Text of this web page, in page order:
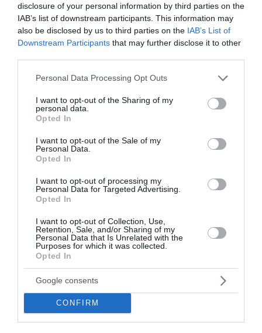
disclosure of your personal information by third parties on the
IAB’s list of downstream participants. This information may
also be disclosed by us to third parties on the IAB’s List of
Downstream Participants that may further disclose it to other
Please note that this website/app uses one or more Google
not limited to your visit or usage behaviour. You may click to
grant or deny consent to Google and its third-party tags to
use your data for below specified purposes in below Google
consent section.
Personal Data Processing Opt Outs
I want to opt-out of the Sharing of my
personal data.
Opted In
I want to opt-out of the Sale of my
Personal Data.
Opted In
I want to opt-out of processing my
Personal Data for Targeted Advertising.
Opted In
I want to opt-out of Collection, Use,
Retention, Sale, and/or Sharing of my
Personal Data that Is Unrelated with the
Purposes for which it was collected.
Opted In
Google consents
CONFIRM
Ροή ειδήσεων
«Τουρισμός για Όλους 2026-2027»: Συνεχίζονται οι
αιτήσεις – Ποιοι υποβάλλουν σήμερα
Πόρτο Γερμενό: Σε εξέλιξη οι εργασίες αποκατάστασης
ζημιές
Υπόθεση Marfin: Την Τρίτη η απολογία της 46χρονης –
«Δεν υπάρχει ταυτοποίηση», υποστηρίζει ο συνήγορός
αναδασωτέες περιοχές της Αττικής – Καμία ανοχή»
Πρόοδος στις συνομιλίες Ιράν και Ομάν
Επεκτείνεται η πρωτοβουλία για φθηνότερα βασικά
αγαθά – Πάνω από 900 προϊόντα με μειώσεις τιμών στα
σούπερ μάρκετ
Μποτσουάνα: Ιπποπόταμος καταδίωξε τουριστικό
σκάφος – Το βίντεο που προκαλεί σοκ